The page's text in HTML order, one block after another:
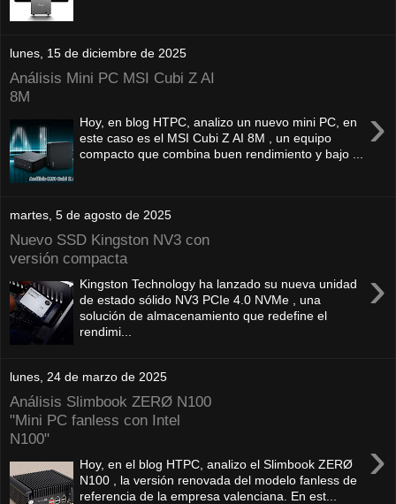
lunes, 15 de diciembre de 2025
Análisis Mini PC MSI Cubi Z AI
8M
›
Hoy, en blog HTPC, analizo un nuevo mini PC, en
este caso es el MSI Cubi Z AI 8M , un equipo
compacto que combina buen rendimiento y bajo ...
martes, 5 de agosto de 2025
Nuevo SSD Kingston NV3 con
versión compacta
›
Kingston Technology ha lanzado su nueva unidad
de estado sólido NV3 PCIe 4.0 NVMe , una
solución de almacenamiento que redefine el
rendimi...
lunes, 24 de marzo de 2025
Análisis Slimbook ZERØ N100
"Mini PC fanless con Intel
N100"
›
Hoy, en el blog HTPC, analizo el Slimbook ZERØ
N100 , la versión renovada del modelo fanless de
referencia de la empresa valenciana. En est...